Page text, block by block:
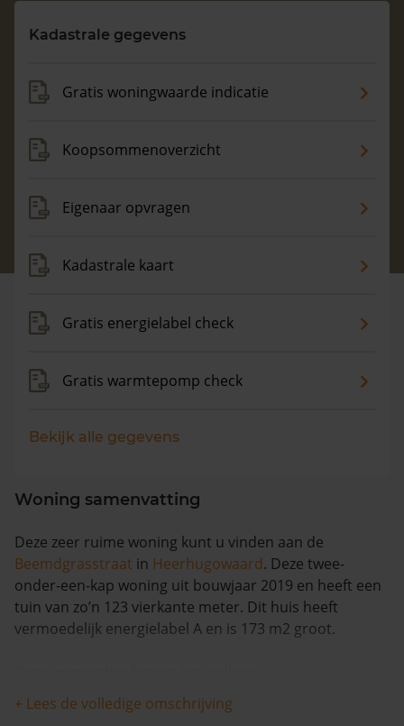
088 220 4200
Kadastrale gegevens
Gratis woningwaarde indicatie
Koopsommenoverzicht
Eigenaar opvragen
Kadastrale kaart
Gratis energielabel check
Gratis warmtepomp check
Bekijk alle gegevens
Woning samenvatting
Deze zeer ruime woning kunt u vinden aan de
Beemdgrasstraat in Heerhugowaard. Deze twee-
onder-een-kap woning uit bouwjaar 2019 en heeft een
tuin van zo’n 123 vierkante meter. Dit huis heeft
vermoedelijk energielabel A en is 173 m2 groot.
koopsominformatie en is nagenoeg gelijk gebleven in
woningwaarde in de afgelopen 12 maanden.
+ Lees de volledige omschrijving